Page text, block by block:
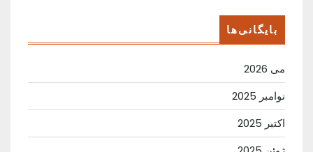
بایگانی‌ها
می 2026
نوامبر 2025
اکتبر 2025